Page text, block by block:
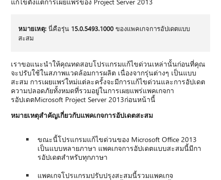
หมายเหตุ: นี่คือรุ่น 15.0.5493.1000ของแพคเกจการอัปเดตแบบ
สะสม
เราขอแนะนําให้คุณทดสอบโปรแกรมแก้ไขด่วนเหล่านั้นก่อนที่คุณ
จะปรับใช้ในสภาพแวดล้อมการผลิต เนื่องจากรุ่นต่างๆ เป็นแบบ
สะสม การเผยแพร่ใหม่แต่ละครั้งจะมีการแก้ไขด่วนและการอัปเดต
ความปลอดภัยทั้งหมดที่รวมอยู่ในการเผยแพร่แพคเกจกา
รอัปเดตMicrosoft Project Server 2013ก่อนหน้านี้
หมายเหตุสําคัญเกี่ยวกับแพคเกจการอัปเดตสะสม
ขณะนี้โปรแกรมแก้ไขด่วนของ Microsoft Office 2013
เป็นแบบหลายภาษา แพคเกจการอัปเดตแบบสะสมนี้มีกา
รอัปเดตสําหรับทุกภาษา
แพคเกจโปรแกรมปรับปรุงสะสมนี้รวมแพคเกจ